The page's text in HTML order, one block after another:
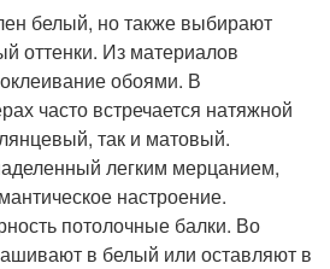
белый, но также выбирают
оттенки. Из материалов
обоями. В
часто встречается натяжной
так и матовый.
легким мерцанием,
настроение.
потолочные балки. Во
в белый или оставляют в